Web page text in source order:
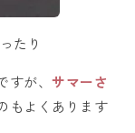
たり
すが、 サマーさ
もよくあります